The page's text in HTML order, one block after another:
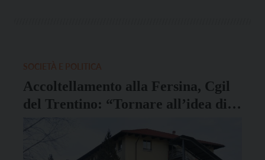
Accoltellamento alla Fersina, Cgil
del Trentino: “Tornare all’idea di
un’accoglienza diffusa”